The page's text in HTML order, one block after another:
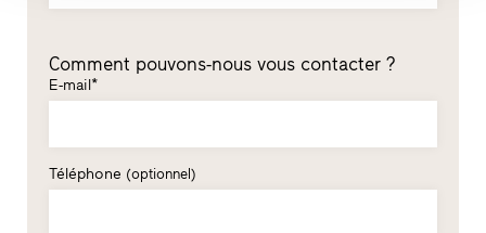
Comment pouvons-nous vous contacter ?
E-mail*
Téléphone (optionnel)